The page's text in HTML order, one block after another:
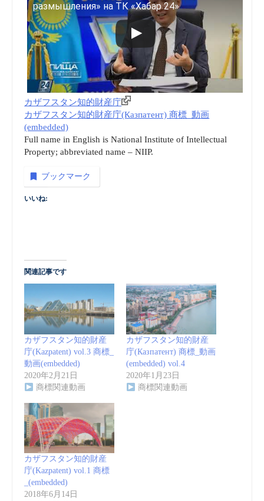
размышления» на ТК «Хабар 24»
カザフスタン知的財産庁
カザフスタン知的財産庁(Казпатент) 商標_動画
(embedded)
Full name in English is National Institute of Intellectual
Property; abbreviated name – NIIP.
ブックマーク
いいね:
関連記事です
カザフスタン知的財産
庁(Kazpatent) vol.3 商標_
動画(embedded)
2020年2月21日
商標関連動画
カザフスタン知的財産
庁(Казпатент) 商標_動画
(embedded) vol.4
2020年1月23日
商標関連動画
カザフスタン知的財産
庁(Kazpatent) vol.1 商標
_(embedded)
2018年6月14日